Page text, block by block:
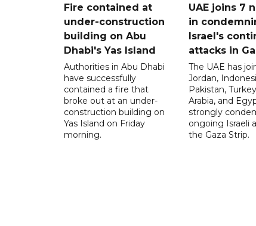
Fire contained at
under-construction
building on Abu
Dhabi's Yas Island
Authorities in Abu Dhabi
have successfully
contained a fire that
broke out at an under-
construction building on
Yas Island on Friday
morning.
UAE joins 7
in
Israel's
attacks in
The UAE has
Jordan,
Pakistan,
Arabia, and
strongly
ongoing Israeli
the Gaza Strip.